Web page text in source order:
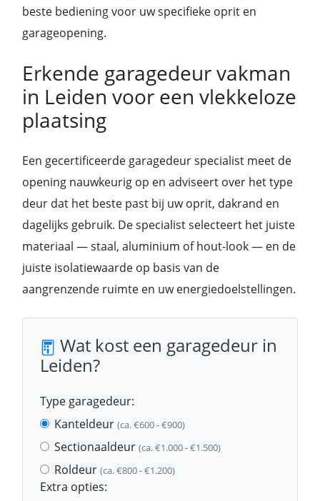
beste bediening voor uw specifieke oprit en
garageopening.
Erkende garagedeur vakman
in Leiden voor een vlekkeloze
plaatsing
Een gecertificeerde garagedeur specialist meet de
opening nauwkeurig op en adviseert over het type
deur dat het beste past bij uw oprit, dakrand en
dagelijks gebruik. De specialist selecteert het juiste
materiaal — staal, aluminium of hout-look — en de
juiste isolatiewaarde op basis van de
aangrenzende ruimte en uw energiedoelstellingen.
Wat kost een garagedeur in
Leiden?
Type garagedeur:
Kanteldeur (ca. €600 - €900)
Sectionaaldeur (ca. €1.000 - €1.500)
Roldeur (ca. €800 - €1.200)
Extra opties: